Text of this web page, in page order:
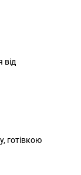
від
готівкою